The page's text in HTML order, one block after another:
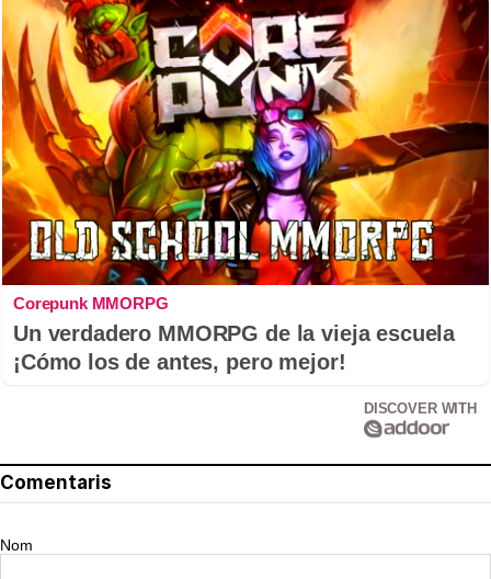
Corepunk MMORPG
Un verdadero MMORPG de la vieja escuela
¡Cómo los de antes, pero mejor!
DISCOVER WITH
Comentaris
Nom